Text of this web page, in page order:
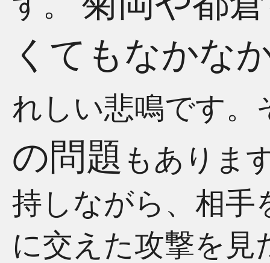
くてもなかな
れしい悲鳴です。
の問題 もありま
持しながら、相手
に交えた攻撃を見